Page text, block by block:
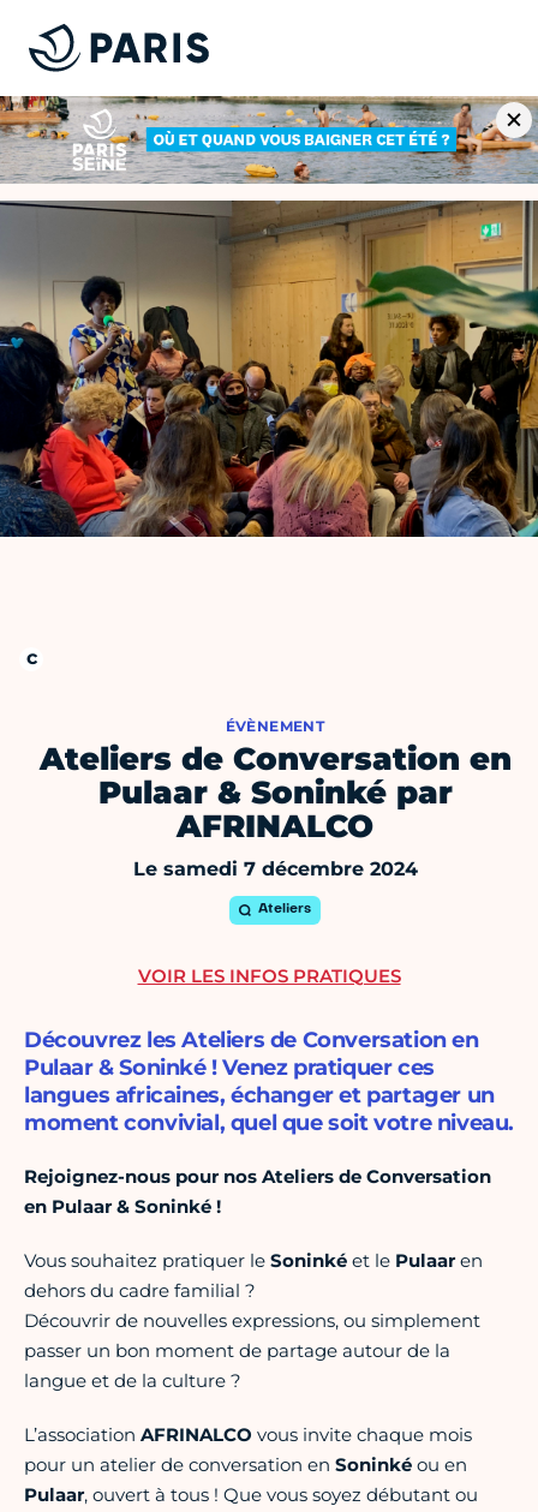
ÉVÈNEMENT
Ateliers de Conversation en
Pulaar & Soninké par
AFRINALCO
Le samedi 7 décembre 2024
Ateliers
Découvrez les Ateliers de Conversation en
Pulaar & Soninké ! Venez pratiquer ces
langues africaines, échanger et partager un
moment convivial, quel que soit votre niveau.
Rejoignez-nous pour nos Ateliers de Conversation
en Pulaar & Soninké !
Vous souhaitez pratiquer le Soninké et le Pulaaren
dehors du cadre familial ?
Découvrir de nouvelles expressions, ou simplement
passer un bon moment de partage autour de la
langue et de la culture ?
L’association AFRINALCO vous invite chaque mois
pour un atelier de conversation en Soninké ou en
Pulaar, ouvert à tous ! Que vous soyez débutant ou
VOIR LES INFOS PRATIQUES